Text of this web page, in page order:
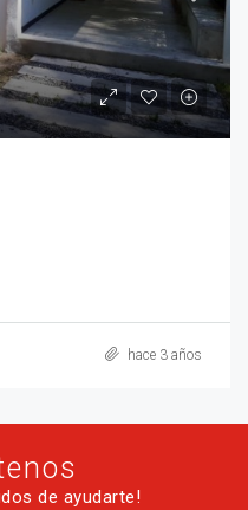
hace 3 años
de ayudarte!